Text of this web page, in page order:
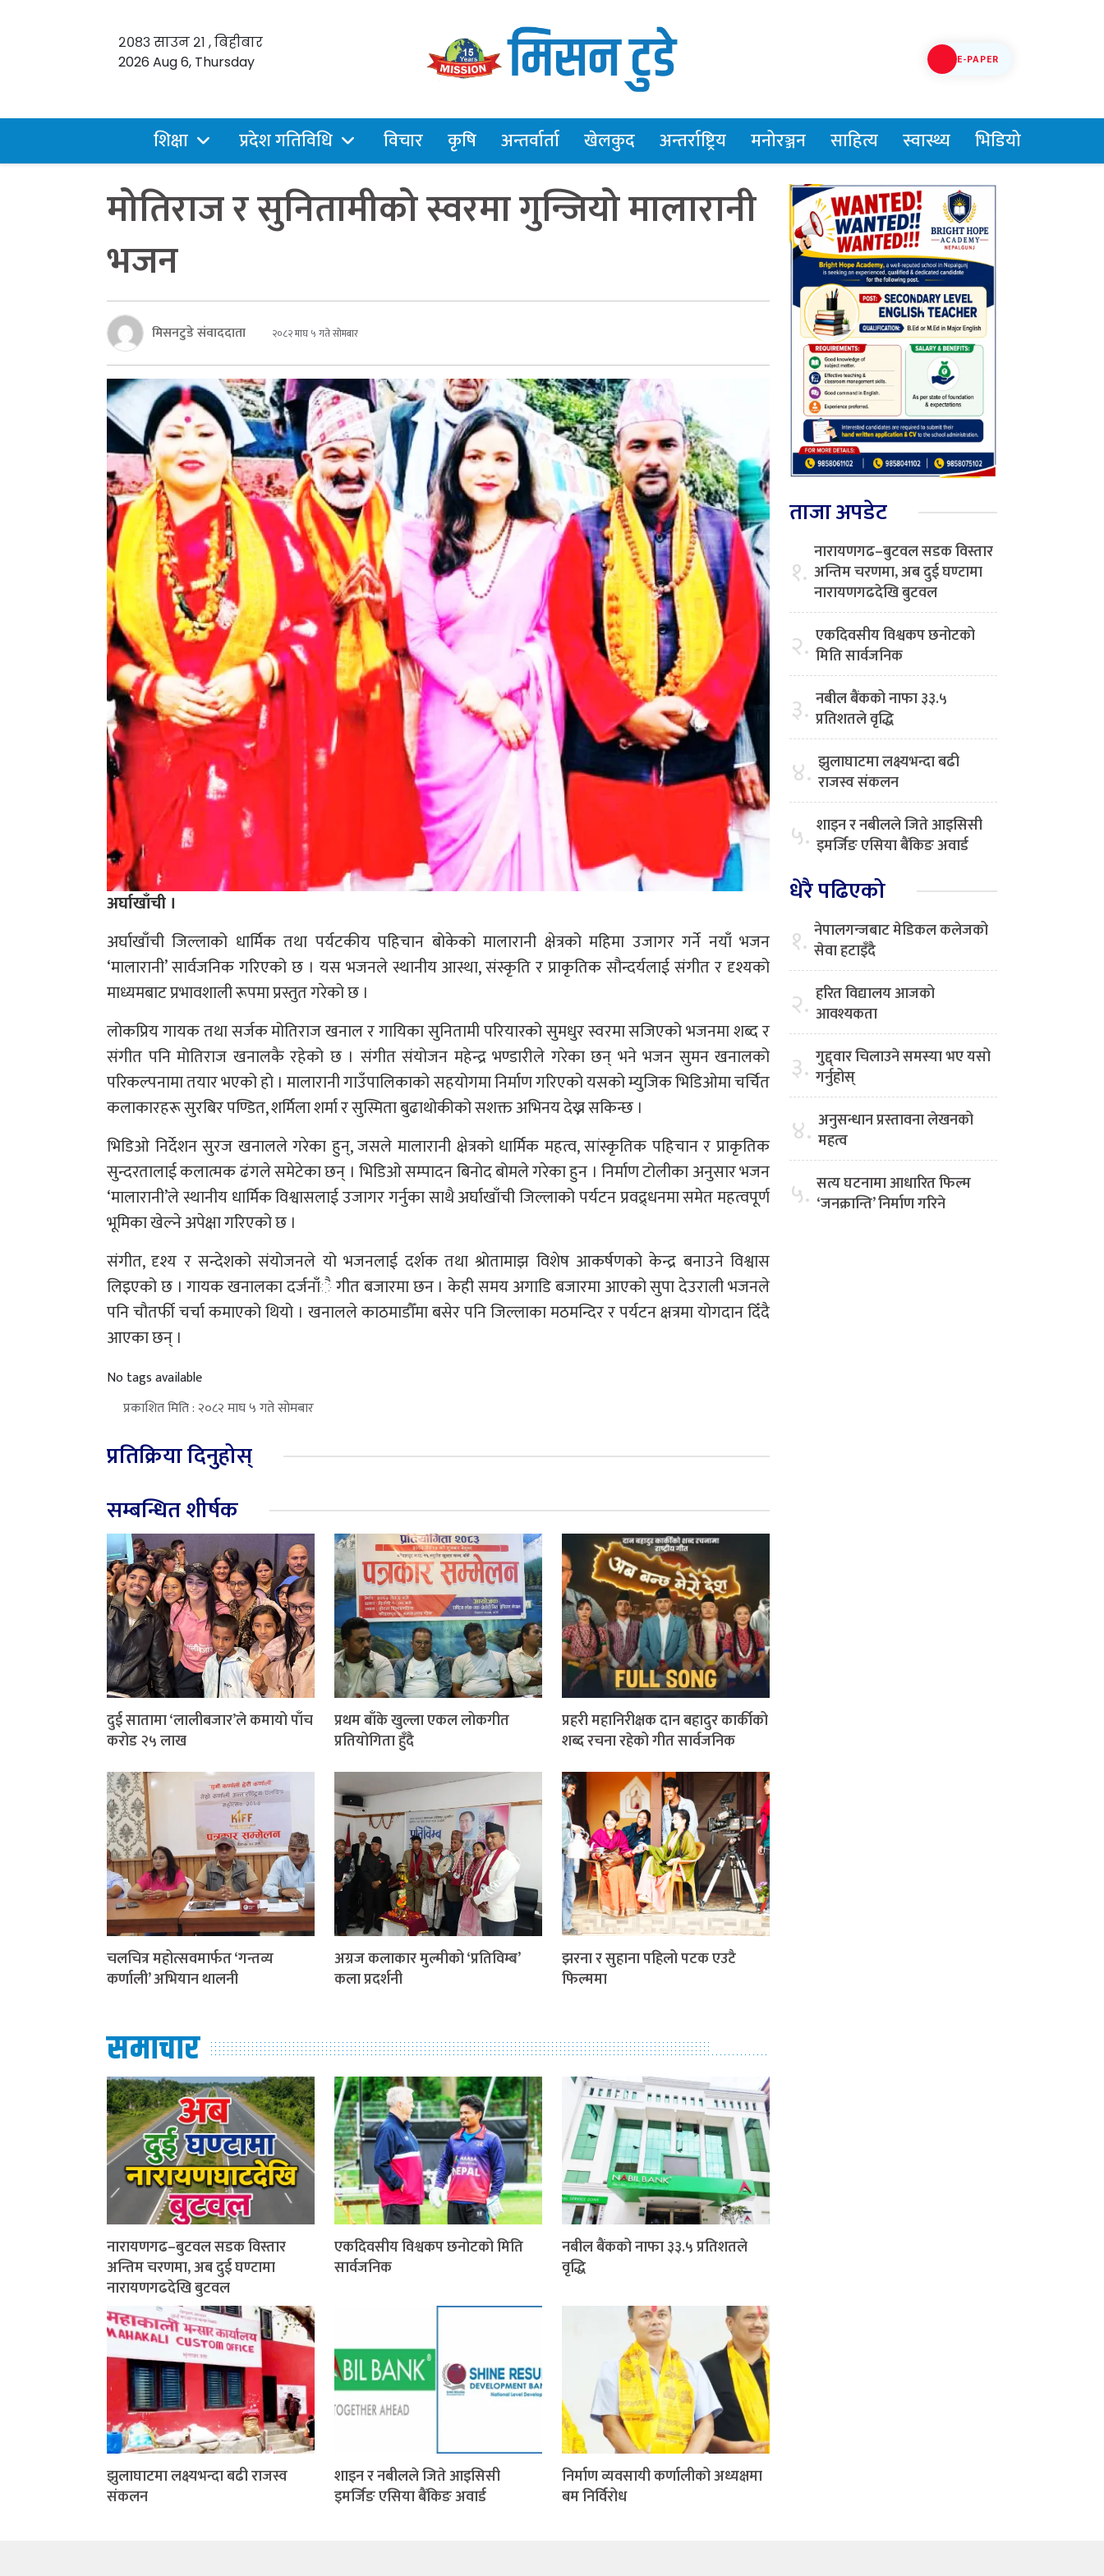
२०८३ साउन २१ , बिहीबार
2026 Aug 6, Thursday
E-PAPER
शिक्षा प्रदेश गतिविधि विचार कृषि अन्तर्वार्ता खेलकुद अन्तर्राष्ट्रिय मनोरञ्जन साहित्य स्वास्थ्य भिडियो
मोतिराज र सुनितामीको स्वरमा गुन्जियो मालारानी
भजन
मिसनटुडे संवाददाता २०८२ माघ ५ गते सोमबार
अर्घाखाँची ।
अर्घाखाँची जिल्लाको धार्मिक तथा पर्यटकीय पहिचान बोकेको मालारानी क्षेत्रको महिमा उजागर गर्ने नयाँ भजन
‘मालारानी’ सार्वजनिक गरिएको छ । यस भजनले स्थानीय आस्था, संस्कृति र प्राकृतिक सौन्दर्यलाई संगीत र दृश्यको
माध्यमबाट प्रभावशाली रूपमा प्रस्तुत गरेको छ ।
लोकप्रिय गायक तथा सर्जक मोतिराज खनाल र गायिका सुनितामी परियारको सुमधुर स्वरमा सजिएको भजनमा शब्द र
संगीत पनि मोतिराज खनालकै रहेको छ । संगीत संयोजन महेन्द्र भण्डारीले गरेका छन् भने भजन सुमन खनालको
परिकल्पनामा तयार भएको हो । मालारानी गाउँपालिकाको सहयोगमा निर्माण गरिएको यसको म्युजिक भिडिओमा चर्चित
कलाकारहरू सुरबिर पण्डित, शर्मिला शर्मा र सुस्मिता बुढाथोकीको सशक्त अभिनय देख्न सकिन्छ ।
भिडिओ निर्देशन सुरज खनालले गरेका हुन्, जसले मालारानी क्षेत्रको धार्मिक महत्व, सांस्कृतिक पहिचान र प्राकृतिक
सुन्दरतालाई कलात्मक ढंगले समेटेका छन् । भिडिओ सम्पादन बिनोद बोमले गरेका हुन । निर्माण टोलीका अनुसार भजन
‘मालारानी’ले स्थानीय धार्मिक विश्वासलाई उजागर गर्नुका साथै अर्घाखाँची जिल्लाको पर्यटन प्रवद्र्धनमा समेत महत्वपूर्ण
भूमिका खेल्ने अपेक्षा गरिएको छ ।
संगीत, दृश्य र सन्देशको संयोजनले यो भजनलाई दर्शक तथा श्रोतामाझ विशेष आकर्षणको केन्द्र बनाउने विश्वास
लिइएको छ । गायक खनालका दर्जनाँै गीत बजारमा छन । केही समय अगाडि बजारमा आएको सुपा देउराली भजनले
पनि चौतर्फी चर्चा कमाएको थियो । खनालले काठमाडौँमा बसेर पनि जिल्लाका मठमन्दिर र पर्यटन क्षत्रमा योगदान दिँदै
आएका छन् ।
No tags available
प्रकाशित मिति : २०८२ माघ ५ गते सोमबार
प्रतिक्रिया दिनुहोस्
सम्बन्धित शीर्षक
दुई सातामा ‘लालीबजार’ले कमायो पाँच
करोड २५ लाख
प्रथम बाँके खुल्ला एकल लोकगीत
प्रतियोगिता हुँदै
प्रहरी महानिरीक्षक दान बहादुर कार्कीको
शब्द रचना रहेको गीत सार्वजनिक
चलचित्र महोत्सवमार्फत ‘गन्तव्य
कर्णाली’ अभियान थालनी
अग्रज कलाकार मुल्मीको ‘प्रतिविम्ब’
कला प्रदर्शनी
झरना र सुहाना पहिलो पटक एउटै
फिल्ममा
समाचार
नारायणगढ–बुटवल सडक विस्तार
अन्तिम चरणमा, अब दुई घण्टामा
नारायणगढदेखि बुटवल
एकदिवसीय विश्वकप छनोटको मिति
सार्वजनिक
नबील बैंकको नाफा ३३.५ प्रतिशतले
वृद्धि
झुलाघाटमा लक्ष्यभन्दा बढी राजस्व
संकलन
शाइन र नबीलले जिते आइसिसी
इमर्जिङ एसिया बैंकिङ अवार्ड
निर्माण व्यवसायी कर्णालीको अध्यक्षमा
बम निर्विरोध
ताजा अपडेट
१. नारायणगढ–बुटवल सडक विस्तार
अन्तिम चरणमा, अब दुई घण्टामा
नारायणगढदेखि बुटवल
२. एकदिवसीय विश्वकप छनोटको
मिति सार्वजनिक
३. नबील बैंकको नाफा ३३.५
प्रतिशतले वृद्धि
४. झुलाघाटमा लक्ष्यभन्दा बढी
राजस्व संकलन
५. शाइन र नबीलले जिते आइसिसी
इमर्जिङ एसिया बैंकिङ अवार्ड
धेरै पढिएको
१. नेपालगन्जबाट मेडिकल कलेजको
सेवा हटाइँदै
२. हरित विद्यालय आजको
आवश्यकता
३. गुद्द्वार चिलाउने समस्या भए यसो
गर्नुहोस्
४. अनुसन्धान प्रस्तावना लेखनको
महत्व
५. सत्य घटनामा आधारित फिल्म
‘जनक्रान्ति’ निर्माण गरिने